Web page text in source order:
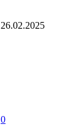
26.02.2025
0